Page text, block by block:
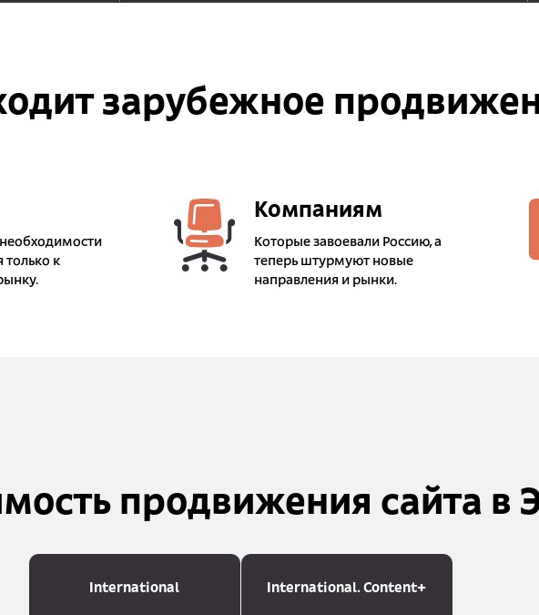
зарубежное
только к
Компаниям
Которые завоевали Россию, а
теперь штурмуют новые
направления и рынки.
продвижения сайта в
International International. Content+